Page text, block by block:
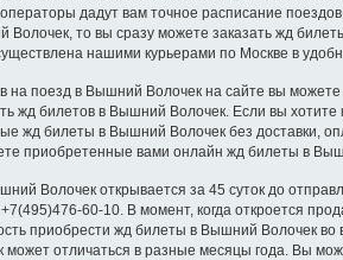
дадут вам точное расписание
то вы сразу можете заказать жд
нашими курьерами по Москве в
на поезд в Вышний Волочек на сайте вы
жд билетов в Вышний Волочек. Если вы
жд билеты в Вышний Волочек без доставки,
приобретенные вами онлайн жд билеты в
Волочек открывается за 45 суток до
60-10. В момент, когда откроется
приобрести жд билеты в Вышний Волочек во
отличаться в разные месяцы года. Вы